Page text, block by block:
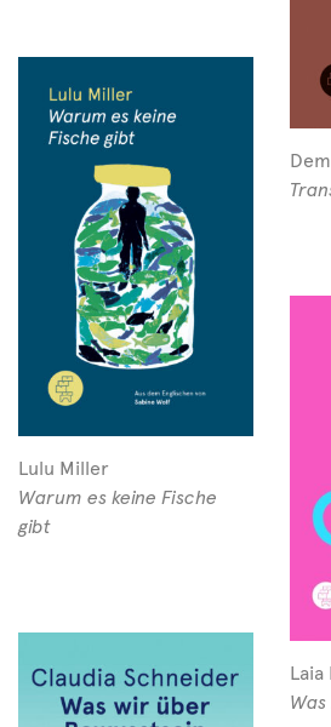
Lulu Miller
Warum es keine Fische
gibt